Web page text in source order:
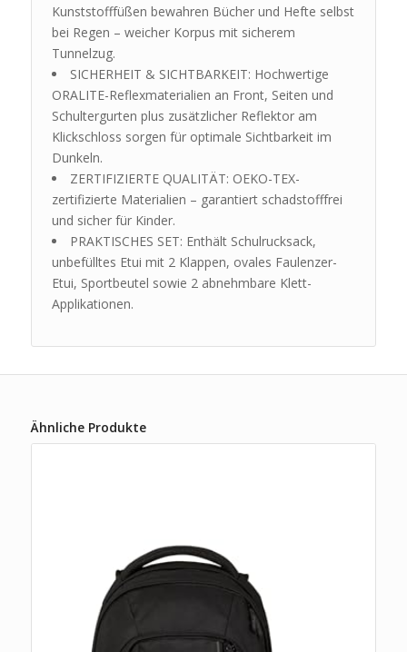
Kunststofffüßen bewahren Bücher und Hefte selbst
bei Regen – weicher Korpus mit sicherem
Tunnelzug.
SICHERHEIT & SICHTBARKEIT: Hochwertige
ORALITE-Reflexmaterialien an Front, Seiten und
Schultergurten plus zusätzlicher Reflektor am
Klickschloss sorgen für optimale Sichtbarkeit im
Dunkeln.
ZERTIFIZIERTE QUALITÄT: OEKO-TEX-
zertifizierte Materialien – garantiert schadstofffrei
und sicher für Kinder.
PRAKTISCHES SET: Enthält Schulrucksack,
unbefülltes Etui mit 2 Klappen, ovales Faulenzer-
Etui, Sportbeutel sowie 2 abnehmbare Klett-
Applikationen.
Ähnliche Produkte